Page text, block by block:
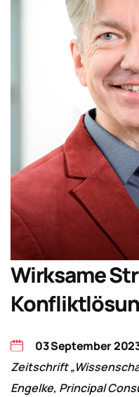
Wirksame
03 September
Zeitschrift
Engelke, Principal